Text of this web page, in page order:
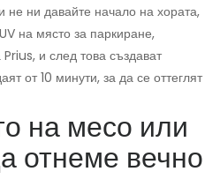
ни давайте начало на хората,
на място за паркиране,
и след това създават
от 10 минути, за да се оттеглят
на месо или
отнеме вечно